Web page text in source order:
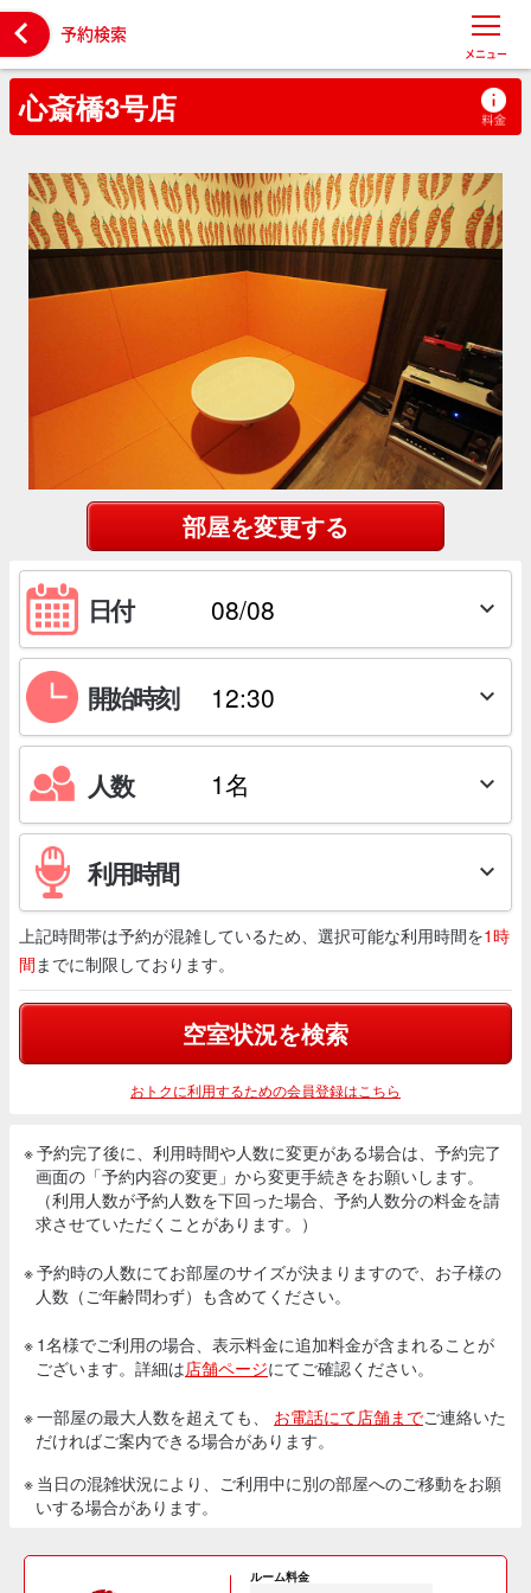
 予約検索
メニュー
心斎橋3号店
部屋を変更する
日付 
開始時刻 
人数 
利用時間 
上記時間帯は予約が混雑しているため、選択可能な利用時間を1時
間 までに制限しております。
空室状況を検索
おトクに利用するための会員登録はこちら
※ 予約完了後に、利用時間や人数に変更がある場合は、予約完了
画面の「予約内容の変更」から変更手続きをお願いします。
（利用人数が予約人数を下回った場合、予約人数分の料金を請
求させていただくことがあります。）
※ 予約時の人数にてお部屋のサイズが決まりますので、お子様の
人数（ご年齢問わず）も含めてください。
※ 1名様でご利用の場合、表示料金に追加料金が含まれることが
ございます。詳細は店舗ページにてご確認ください。
※ 一部屋の最大人数を超えても、 お電話にて店舗までご連絡いた
だければご案内できる場合があります。
※ 当日の混雑状況により、ご利用中に別の部屋へのご移動をお願
いする場合があります。
ルーム料金